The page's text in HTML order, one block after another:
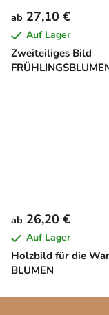
Zweiteiliges Bild
ab 27,10 €
Auf Lager
Holzbild für die
BLUMEN
ab 26,20 €
Auf Lager